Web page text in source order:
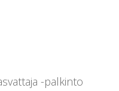
-palkinto